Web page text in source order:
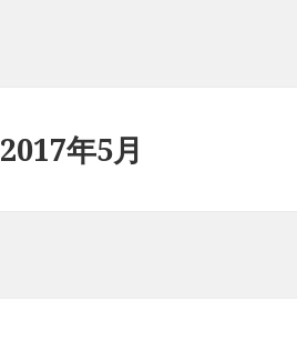
2017年5月